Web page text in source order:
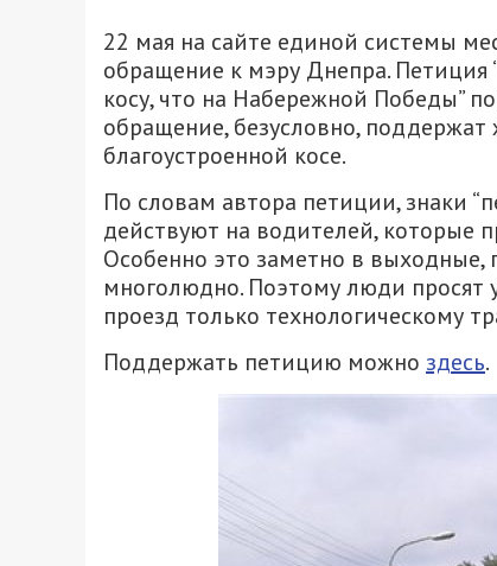
22 мая на сайте единой системы
обращение к мэру Днепра. Петиция
косу, что на Набережной Победы”
обращение, безусловно,
благоустроенной косе.
По словам автора петиции, знаки
действуют на водителей, которые
Особенно это заметно в выходные,
многолюдно. Поэтому люди просят
проезд только технологическому
Поддержать петицию можно здесь.